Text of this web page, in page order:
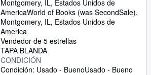
Montgomery, IL, Estados Unidos de
AmericaWorld of Books (was SecondSale),
Montgomery, IL, Estados Unidos de
America
Vendedor de 5 estrellas
TAPA BLANDA
CONDICIÓN
Condición: Usado - BuenoUsado - Bueno